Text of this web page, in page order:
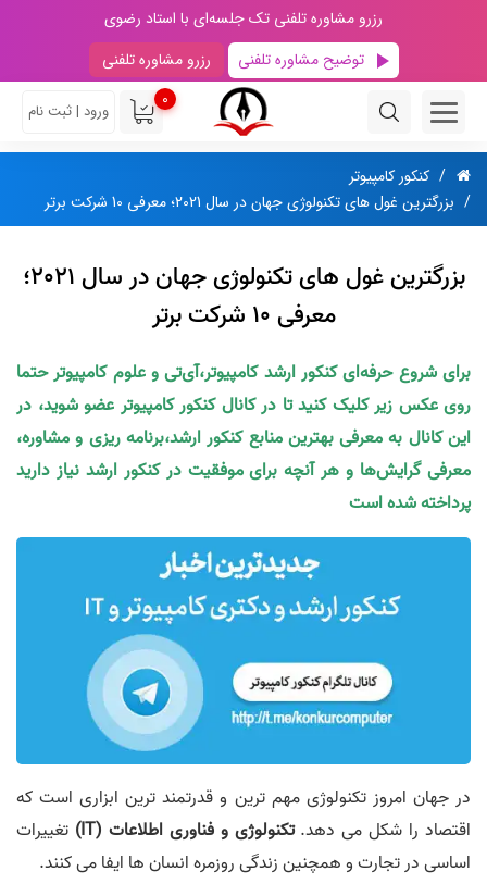
رزرو مشاوره تلفنی تک جلسه‌ای با استاد رضوی
توضیح مشاوره تلفنی
رزرو مشاوره تلفنی
0
ورود | ثبت نام
کنکور کامپیوتر
بزرگترین غول های تکنولوژی جهان در سال 2021؛ معرفی 10 شرکت برتر
بزرگترین غول های تکنولوژی جهان در سال 2021؛
معرفی 10 شرکت برتر
برای شروع حرفه‌ای کنکور ارشد کامپیوتر،آی‌تی و علوم کامپیوتر حتما
روی عکس زیر کلیک کنید تا در کانال کنکور کامپیوتر عضو شوید، در
این کانال به معرفی بهترین منابع کنکور ارشد،برنامه ریزی و مشاوره،
معرفی گرایش‌ها و هر آنچه برای موفقیت در کنکور ارشد نیاز دارید
پرداخته شده است
در جهان امروز تکنولوژی مهم ترین و قدرتمند ترین ابزاری است که
اقتصاد را شکل می دهد.تکنولوژی و فناوری اطلاعات (IT)
تغییرات
اساسی در تجارت و همچنین زندگی روزمره انسان ها ایفا می کنند.